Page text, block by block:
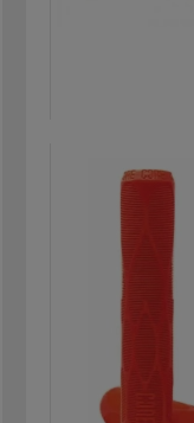
73,40 €
Žemiausia kaina: